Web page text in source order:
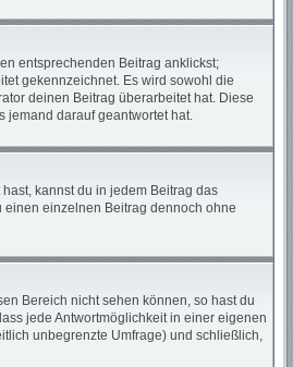
entsprechenden Beitrag anklickst;
gekennzeichnet. Es wird sowohl die
deinen Beitrag überarbeitet hat. Diese
jemand darauf geantwortet hat.
kannst du in jedem Beitrag das
einen einzelnen Beitrag dennoch ohne
Bereich nicht sehen können, so hast du
jede Antwortmöglichkeit in einer eigenen
unbegrenzte Umfrage) und schließlich,